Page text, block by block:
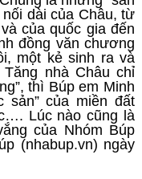
dài của Châu, từ
của quốc gia đến
đồng văn chương
một kẻ sinh ra và
nhà Châu chỉ
thì Búp em Minh
sản” của miền đất
Lúc nào cũng là
của Nhóm Búp
(nhabup.vn) ngày